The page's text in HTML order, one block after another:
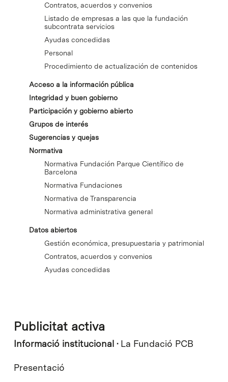
Contratos, acuerdos y convenios
Listado de empresas a las que la fundación
subcontrata servicios
Ayudas concedidas
Personal
Procedimiento de actualización de contenidos
Acceso a la información pública
Integridad y buen gobierno
Participación y gobierno abierto
Grupos de interés
Sugerencias y quejas
Normativa
Normativa Fundación Parque Científico de
Barcelona
Normativa Fundaciones
Normativa de Transparencia
Normativa administrativa general
Datos abiertos
Gestión económica, presupuestaria y patrimonial
Contratos, acuerdos y convenios
Ayudas concedidas
Publicitat activa
Informació institucional · La Fundació PCB
Presentació